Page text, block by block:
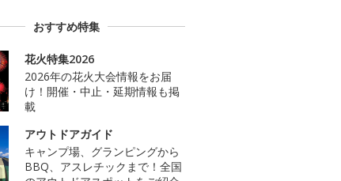
おすすめ特集
花火特集2026
2026年の花火大会情報をお届
け！開催・中止・延期情報も掲
載
アウトドアガイド
キャンプ場、グランピングから
BBQ、アスレチックまで！全国